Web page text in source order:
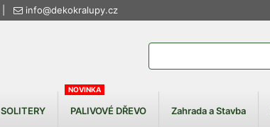
info@dekokralupy.cz
SOLITERY
NOVINKA
PALIVOVÉ DŘEVO Zahrada a Stavba